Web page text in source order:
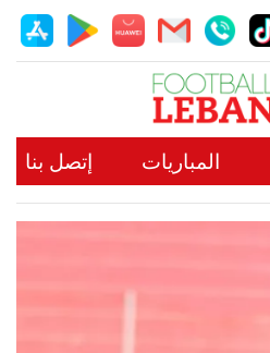
المباريات إتصل بنا